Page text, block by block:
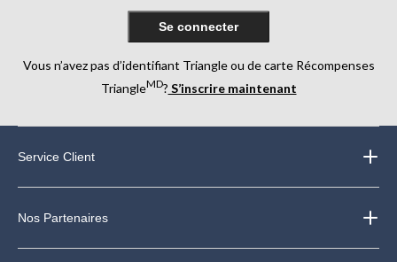
Se connecter
Vous n’avez pas d’identifiant Triangle ou de carte Récompenses
TriangleMD? S’inscrire maintenant
Service Client
Nos Partenaires